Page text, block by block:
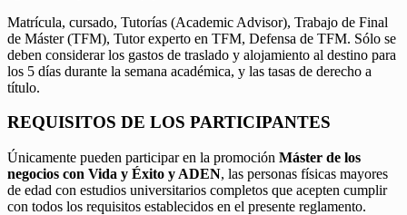
Matrícula, cursado, Tutorías (Academic Advisor), Trabajo de Final
de Máster (TFM), Tutor experto en TFM, Defensa de TFM. Sólo se
deben considerar los gastos de traslado y alojamiento al destino para
los 5 días durante la semana académica, y las tasas de derecho a
título.
REQUISITOS DE LOS PARTICIPANTES
Únicamente pueden participar en la promoción Máster de los
negocios con Vida y Éxito y ADEN, las personas físicas mayores
de edad con estudios universitarios completos que acepten cumplir
con todos los requisitos establecidos en el presente reglamento.